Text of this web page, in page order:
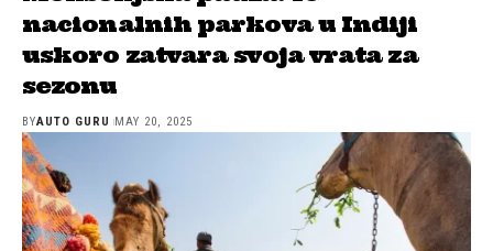
nacionalnih parkova u Indiji
uskoro zatvara svoja vrata za
sezonu
BYAUTO GURU MAY 20, 2025